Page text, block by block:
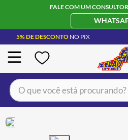
FALE COM UM
5% DE DESCONTO NO PIX
O que você está procurando?